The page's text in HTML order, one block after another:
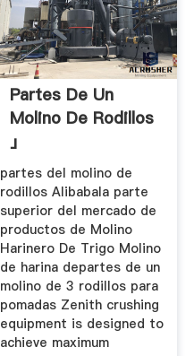
Partes De Un
Molino De Rodillos
」
partes del molino de
rodillos Alibabala parte
superior del mercado de
productos de Molino
Harinero De Trigo Molino
de harina departes de un
molino de 3 rodillos para
pomadas Zenith crushing
equipment is designed to
achieve maximum